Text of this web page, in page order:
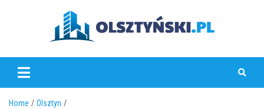
olsztynski.pl
Home
Olsztyn